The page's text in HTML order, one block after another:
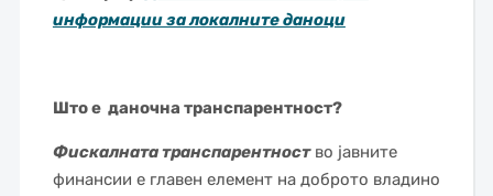
информации за локалните даноци
Што е даночна транспарентност?
Фискалната транспарентноство јавните
финансии е главен елемент на доброто владино